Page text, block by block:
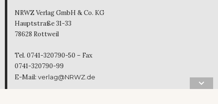
NRWZ Verlag GmbH & Co. KG
Hauptstraße 31-33
78628 Rottweil
Tel. 0741-320790-50 – Fax
0741-320790-99
E-Mail: verlag@NRWZ.de